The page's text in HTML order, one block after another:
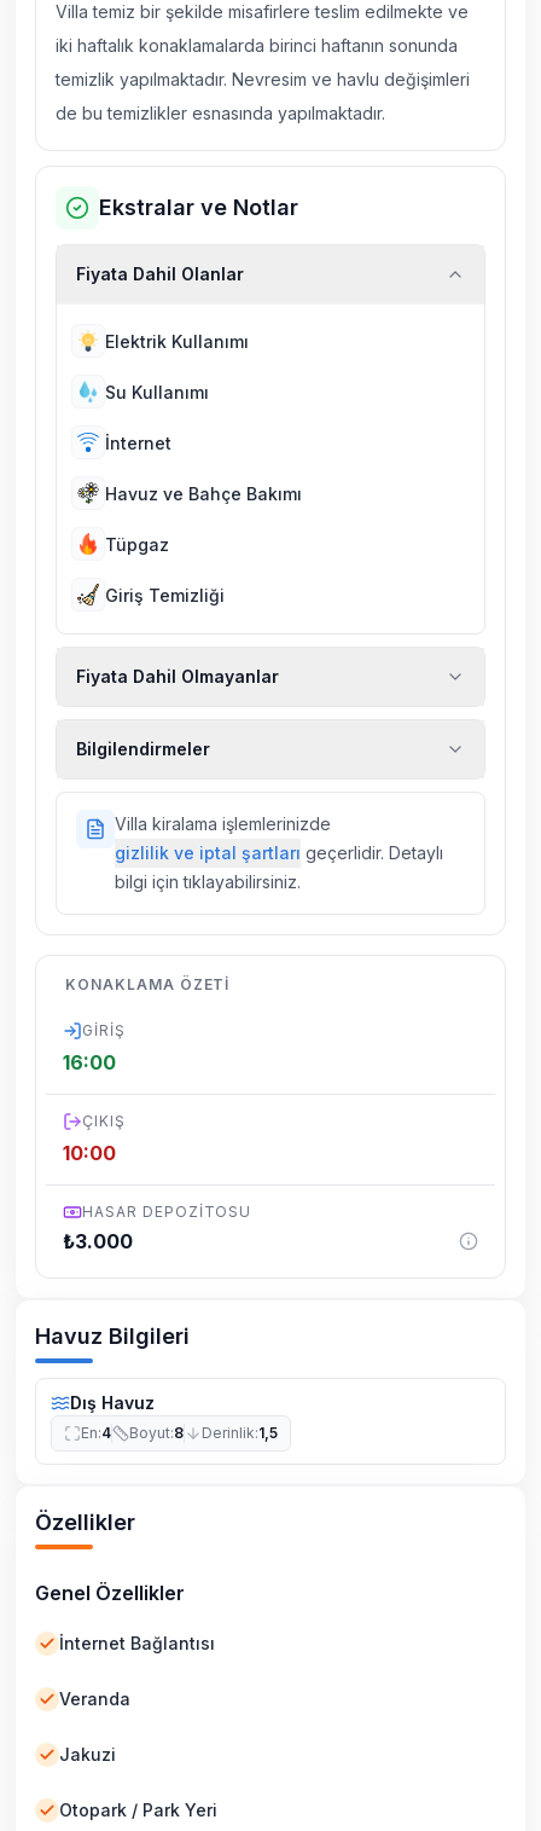
Villa temiz bir şekilde misafirlere teslim edilmekte ve
iki haftalık konaklamalarda birinci haftanın sonunda
temizlik yapılmaktadır. Nevresim ve havlu değişimleri
de bu temizlikler esnasında yapılmaktadır.
Ekstralar ve Notlar
Fiyata Dahil Olanlar
Elektrik Kullanımı
Su Kullanımı
İnternet
Havuz ve Bahçe Bakımı
Tüpgaz
Giriş Temizliği
Fiyata Dahil Olmayanlar
sigortaları fiyatlara dahil değildir.
Bilgilendirmeler
villalarımızda düzenli olarak ilaçlama
yapılmaktadır. Buna rağmen çevrede
kelebek, böcek, sinek vs. bulunma ihtimali
dönemsel olarak altyapı çalışmaları
yapılabilmektedir. Bu çalışma nedeniyle yol
Villa kiralama işlemlerinizde
gizlilik ve iptal şartları geçerlidir. Detaylı
bilgi için tıklayabilirsiniz.
KONAKLAMA ÖZETI
GIRIŞ
16:00
ÇIKIŞ
10:00
HASAR DEPOZITOSU
₺3.000
Havuz Bilgileri
Dış Havuz
En:4 Boyut:8 Derinlik:1,5
Özellikler
Genel Özellikler
İnternet Bağlantısı
Veranda
Jakuzi
Otopark / Park Yeri